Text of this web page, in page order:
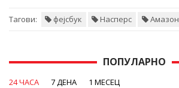
Тагови: фејсбук Насперс Амазон
ПОПУЛАРНО
24 ЧАСА 7 ДЕНА 1 МЕСЕЦ